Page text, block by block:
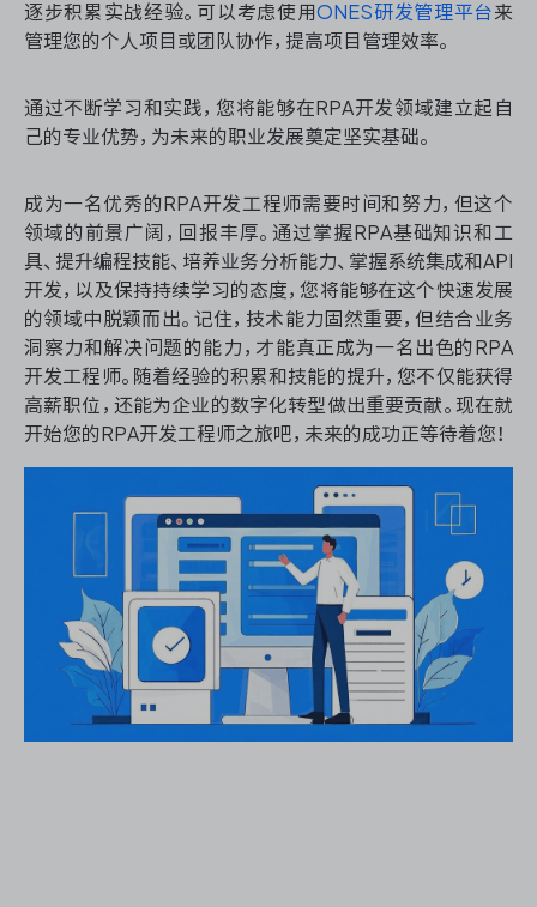
逐步积累实战经验。可以考虑使用ONES研发管理平台来
管理您的个人项目或团队协作，提高项目管理效率。
通过不断学习和实践，您将能够在RPA开发领域建立起自
己的专业优势，为未来的职业发展奠定坚实基础。
成为一名优秀的RPA开发工程师需要时间和努力，但这个
领域的前景广阔，回报丰厚。通过掌握RPA基础知识和工
具、提升编程技能、培养业务分析能力、掌握系统集成和API
开发，以及保持持续学习的态度，您将能够在这个快速发展
的领域中脱颖而出。记住，技术能力固然重要，但结合业务
洞察力和解决问题的能力，才能真正成为一名出色的RPA
开发工程师。随着经验的积累和技能的提升，您不仅能获得
高薪职位，还能为企业的数字化转型做出重要贡献。现在就
开始您的RPA开发工程师之旅吧，未来的成功正等待着您！